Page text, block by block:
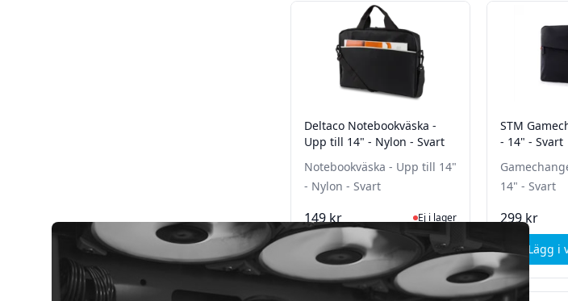
Deltaco Notebookväska -
Upp till 14" - Nylon - Svart
Notebookväska - Upp till 14"
- Nylon - Svart
149 kr Ej i lager, besök produktsidan
Ej i lager
Lägg i varukorgen , Deltaco
STM
- 14" - Svart
14" - Svart
299 kr
Lägg i